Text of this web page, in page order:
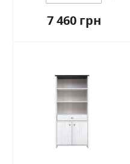
7 460 грн